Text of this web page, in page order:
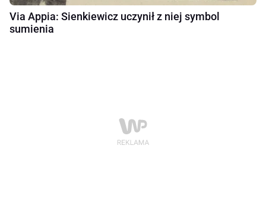
Via Appia: Sienkiewicz uczynił z niej symbol
sumienia